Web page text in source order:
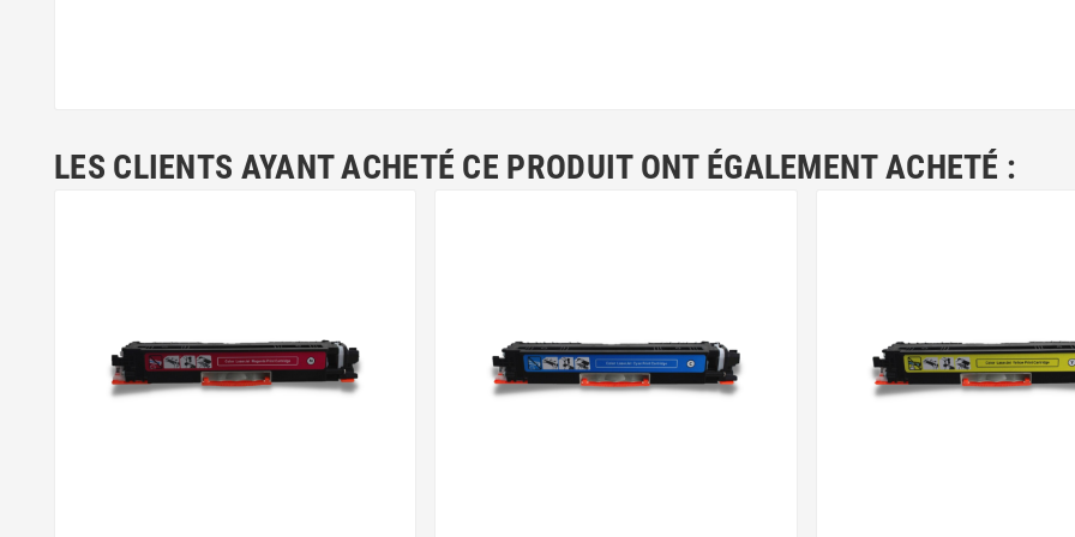
LES CLIENTS AYANT ACHETÉ CE PRODUIT ONT ÉGALEMENT ACHETÉ :